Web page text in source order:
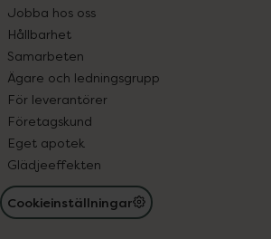
Jobba hos oss
Hållbarhet
Samarbeten
Ägare och ledningsgrupp
För leverantörer
Företagskund
Eget apotek
Glädjeeffekten
Cookieinställningar